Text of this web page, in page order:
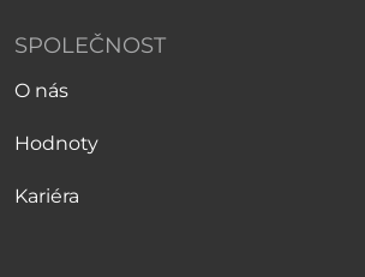
SPOLEČNOST
O nás
Hodnoty
Kariéra